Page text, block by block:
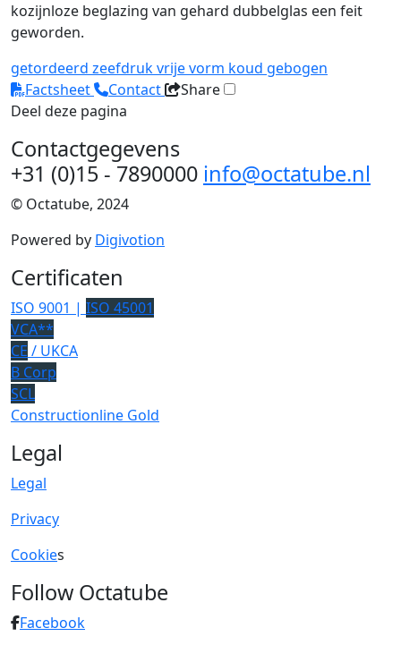
kozijnloze beglazing van gehard dubbelglas een feit
geworden.
getordeerd zeefdrukvrije vorm koud gebogen
Factsheet
Contact
Share
Deel deze pagina
Contactgegevens
+31 (0)15 - 7890000 info@octatube.nl
© Octatube, 2024
Powered by Digivotion
Certificaten
ISO 9001 | ISO 45001
VCA**
CE / UKCA
B Corp
SCL
Constructionline Gold
Legal
Legal
Privacy
Cookies
Follow Octatube
Facebook